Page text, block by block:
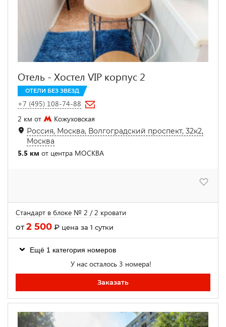
Отель - Хостел VIP корпус 2
ОТЕЛИ БЕЗ ЗВЕЗД
+7 (495) 108-74-88
2 км от
Кожуховская
Россия, Москва, Волгоградский проспект, 32к2,
Москва
5.5 км от центра МОСКВА
Стандарт в блоке № 2 / 2 кровати
от2 500 ₽ цена за 1 сутки
Ещё 1 категория номеров
У нас осталось 3 номера!
Заказать